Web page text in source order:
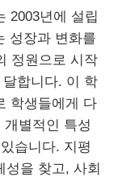
2003년에 설립
성장과 변화를
정원으로 시작
합니다. 이 학
학생들에게 다
별적인 특성
습니다. 지평
성을 찾고, 사회